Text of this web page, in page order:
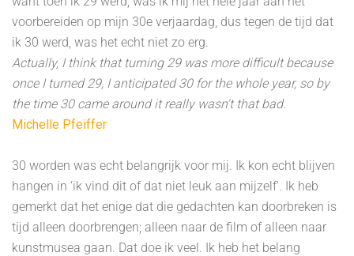
voorbereiden op mijn 30e verjaardag, dus tegen de tijd dat
ik 30 werd, was het echt niet zo erg.
Actually, I think that turning 29 was more difficult because
once I turned 29, I anticipated 30 for the whole year, so by
the time 30 came around it really wasn't that bad.
Michelle Pfeiffer
30 worden was echt belangrijk voor mij. Ik kon echt blijven
hangen in ‘ik vind dit of dat niet leuk aan mijzelf'. Ik heb
gemerkt dat het enige dat die gedachten kan doorbreken is
tijd alleen doorbrengen; alleen naar de film of alleen naar
kunstmusea gaan. Dat doe ik veel. Ik heb het belang